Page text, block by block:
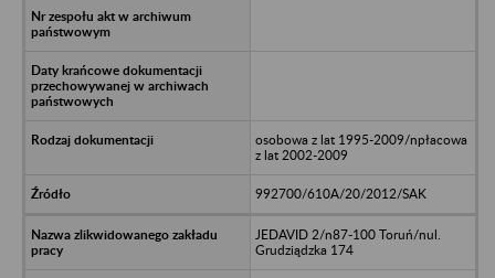
osobowa z lat 1995-2009/npłacowa
z lat 2002-2009
992700/610A/20/2012/SAK
JEDAVID 2/n87-100 Toruń/nul.
Grudziądzka 174